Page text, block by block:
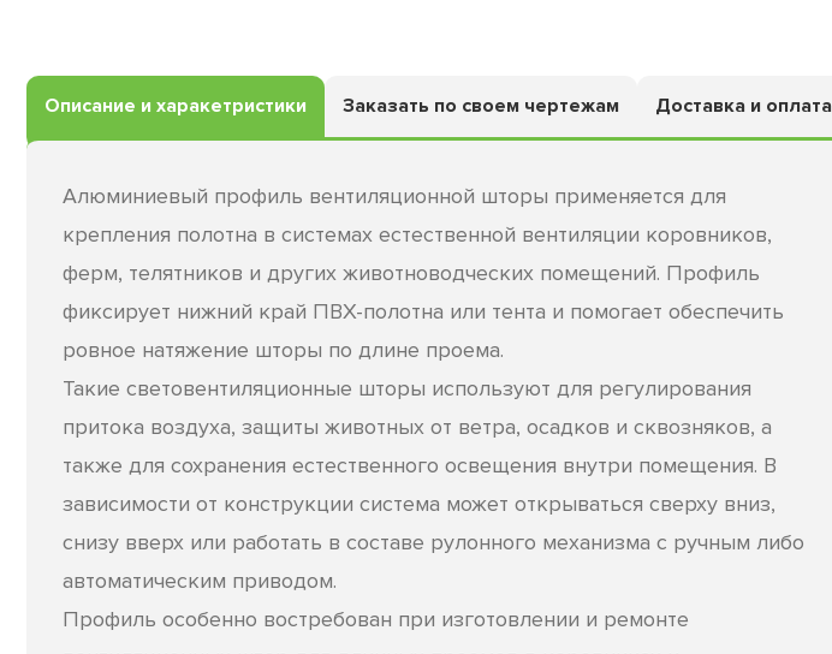
Описание и харакетристики Заказать по своем чертежам Доставка и оплата
Алюминиевый профиль вентиляционной шторы применяется для
крепления полотна в системах естественной вентиляции коровников,
ферм, телятников и других животноводческих помещений. Профиль
фиксирует нижний край ПВХ-полотна или тента и помогает обеспечить
ровное натяжение шторы по длине проема.
Такие световентиляционные шторы используют для регулирования
притока воздуха, защиты животных от ветра, осадков и сквозняков, а
также для сохранения естественного освещения внутри помещения. В
зависимости от конструкции система может открываться сверху вниз,
снизу вверх или работать в составе рулонного механизма с ручным либо
автоматическим приводом.
Профиль особенно востребован при изготовлении и ремонте